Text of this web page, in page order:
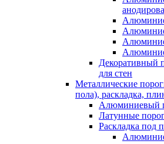
Декоративный
для стен
Металлические
пола), раскладка,
Алюминиевый
Латунные
Раскладка под